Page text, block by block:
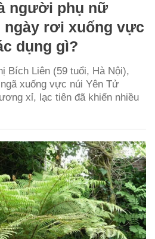
người phụ nữ
ngày rơi xuống vực
dụng gì?
Bích Liên (59 tuổi, Hà Nội),
xuống vực núi Yên Tử
xỉ, lạc tiên đã khiến nhiều